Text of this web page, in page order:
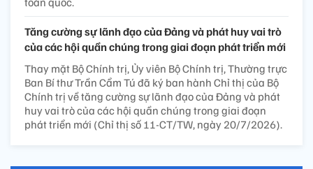
Tăng cường sự lãnh đạo của Đảng và phát huy vai trò
của các hội quần chúng trong giai đoạn phát triển mới
Thay mặt Bộ Chính trị, Ủy viên Bộ Chính trị, Thường trực
Ban Bí thư Trần Cẩm Tú đã ký ban hành Chỉ thị của Bộ
Chính trị về tăng cường sự lãnh đạo của Đảng và phát
huy vai trò của các hội quần chúng trong giai đoạn
phát triển mới (Chỉ thị số 11-CT/TW, ngày 20/7/2026).